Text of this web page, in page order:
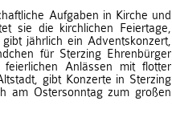
Aufgaben in Kirche und
sie die kirchlichen Feiertage,
jährlich ein Adventskonzert,
für Sterzing Ehrenbürger
Anlässen mit flotter
gibt Konzerte in Sterzing
am Ostersonntag zum großen